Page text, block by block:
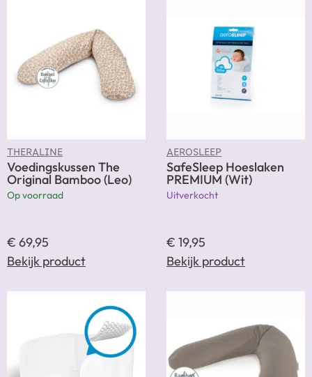
THERALINE
Voedingskussen The
Original Bamboo (Leo)
Op voorraad
€ 69,95
Bekijk product
AEROSLEEP
SafeSleep Hoeslaken
PREMIUM (Wit)
Uitverkocht
€ 19,95
Bekijk product